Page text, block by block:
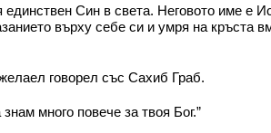
Син в света. Неговото име е
върху себе си и умря на кръста
говорел със Сахиб Граб.
много повече за твоя Бог.”